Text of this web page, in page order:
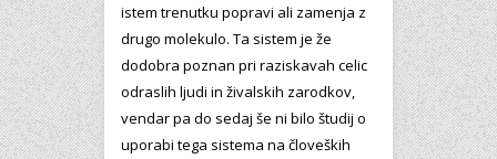
istem trenutku popravi ali zamenja z
drugo molekulo. Ta sistem je že
dodobra poznan pri raziskavah celic
odraslih ljudi in živalskih zarodkov,
vendar pa do sedaj še ni bilo študij o
uporabi tega sistema na človeških